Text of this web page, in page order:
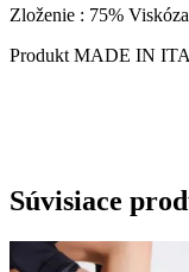
Zloženie : 75%
Produkt MADE IN
Súvisiace